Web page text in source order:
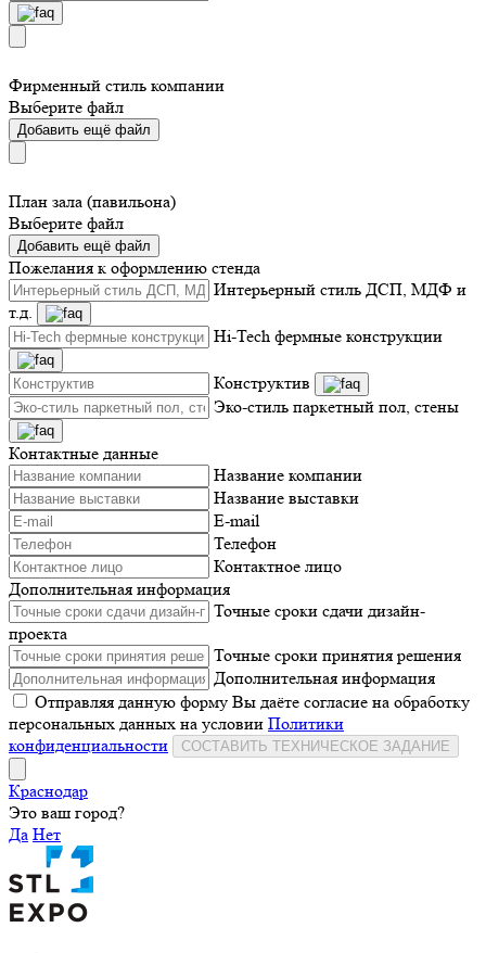
Фирменный стиль компании
Выберите файл
Добавить ещё файл
План зала (павильона)
Выберите файл
Добавить ещё файл
Пожелания к оформлению стенда
Интерьерный стиль ДСП, МДФ и
т.д.
Hi-Tech фермные конструкции
Конструктив
Эко-стиль паркетный пол, стены
Контактные данные
Название компании
Название выставки
E-mail
Телефон
Контактное лицо
Дополнительная информация
Точные сроки сдачи дизайн-
проекта
Точные сроки принятия решения
Дополнительная информация
Отправляя данную форму Вы даёте согласие на обработку
персональных данных на условии Политики
конфиденциальности
СОСТАВИТЬ ТЕХНИЧЕСКОЕ ЗАДАНИЕ
Краснодар
Это ваш город?
Да Нет